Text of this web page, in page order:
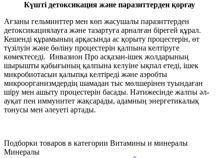
Күшті детоксикация және паразиттерден қорғау
Ағзаны гельминттер мен көп жасушалы паразиттерден
детоксикациялауға және тазартуға арналған бірегей құрал.
Кешенді құрамының арқасында ас қорыту процестерін, өт
түзілуін және бөліну процестерін қалпына келтіруге
көмектеседі. Инвазион Про асқазан-ішек жолдарының
шырышты қабығының қалпына келуіне ықпал етеді, ішек
микробиотасын қалыпқа келтіреді және аэробты
микроорганизмдердің шамадан тыс мөлшерінен туындаған
шіру мен ашыту процестерін басады. Нәтижесінде жалпы әл-
ауқат пен иммунитет жақсарады, адамның энергетикалық
тонусы мен әлеуеті артады.
Подборки товаров в категории Витамины и минералы
Минералы